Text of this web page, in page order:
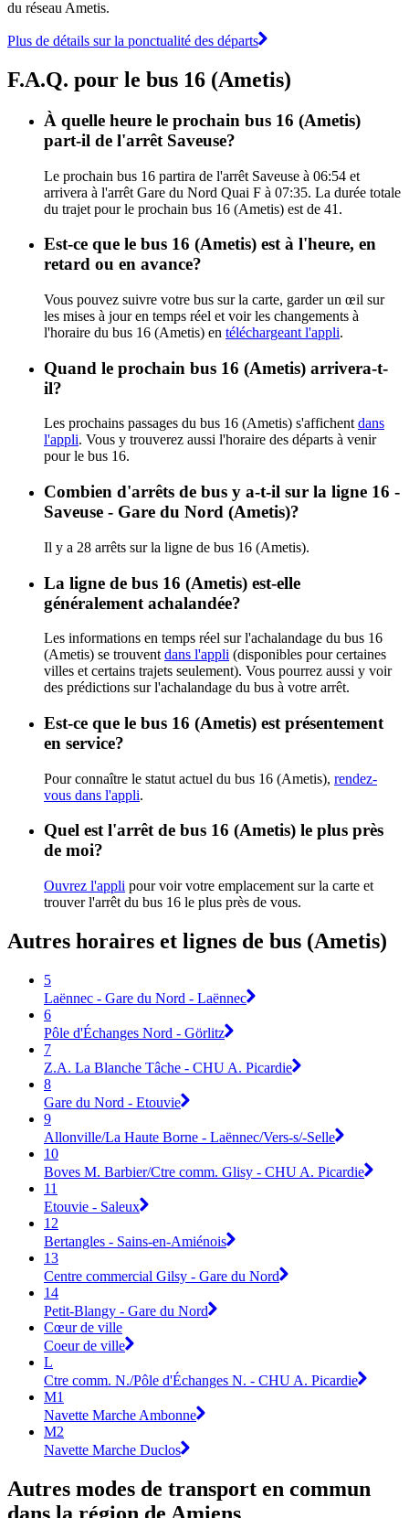
du réseau Ametis.
Plus de détails sur la ponctualité des départs
F.A.Q. pour le bus 16 (Ametis)
À quelle heure le prochain bus 16 (Ametis)
part-il de l'arrêt Saveuse?
Le prochain bus 16 partira de l'arrêt Saveuse à 06:54 et
arrivera à l'arrêt Gare du Nord Quai F à 07:35. La durée totale
du trajet pour le prochain bus 16 (Ametis) est de 41.
Est-ce que le bus 16 (Ametis) est à l'heure, en
retard ou en avance?
Vous pouvez suivre votre bus sur la carte, garder un œil sur
les mises à jour en temps réel et voir les changements à
l'horaire du bus 16 (Ametis) en téléchargeant l'appli.
Quand le prochain bus 16 (Ametis) arrivera-t-
il?
Les prochains passages du bus 16 (Ametis) s'affichent dans
l'appli. Vous y trouverez aussi l'horaire des départs à venir
pour le bus 16.
Combien d'arrêts de bus y a-t-il sur la ligne 16 -
Saveuse - Gare du Nord (Ametis)?
Il y a 28 arrêts sur la ligne de bus 16 (Ametis).
La ligne de bus 16 (Ametis) est-elle
généralement achalandée?
Les informations en temps réel sur l'achalandage du bus 16
(Ametis) se trouvent dans l'appli (disponibles pour certaines
villes et certains trajets seulement). Vous pourrez aussi y voir
des prédictions sur l'achalandage du bus à votre arrêt.
Est-ce que le bus 16 (Ametis) est présentement
en service?
Pour connaître le statut actuel du bus 16 (Ametis), rendez-
vous dans l'appli.
Quel est l'arrêt de bus 16 (Ametis) le plus près
de moi?
Ouvrez l'appli pour voir votre emplacement sur la carte et
trouver l'arrêt du bus 16 le plus près de vous.
Autres horaires et lignes de bus (Ametis)
5
Laënnec - Gare du Nord - Laënnec
6
Pôle d'Échanges Nord - Görlitz
7
Z.A. La Blanche Tâche - CHU A. Picardie
8
Gare du Nord - Etouvie
9
Allonville/La Haute Borne - Laënnec/Vers-s/-Selle
10
Boves M. Barbier/Ctre comm. Glisy - CHU A. Picardie
11
Etouvie - Saleux
12
Bertangles - Sains-en-Amiénois
13
Centre commercial Gilsy - Gare du Nord
14
Petit-Blangy - Gare du Nord
Cœur de ville
Coeur de ville
L
Ctre comm. N./Pôle d'Échanges N. - CHU A. Picardie
M1
Navette Marche Ambonne
M2
Navette Marche Duclos
Autres modes de transport en commun